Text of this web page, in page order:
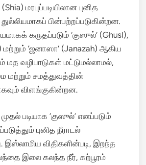
மரபுப்படியிலான புனித
பின்பற்றப்படுகின்றன.
கருதப்படும் ‘குஸுல்’ (Ghusl),
மற்றும் ‘ஜனாஸா’ (Janazah) ஆகிய
மத வழிபாடுகள் மட்டுமல்லாமல்,
சமத்துவத்தின்
விளங்குகின்றன.
படியாக ‘குஸுல்’ எனப்படும்
புனித நீராடல்
இஸ்லாமிய விதிகளின்படி, இறந்த
இலை கலந்த நீர், கற்பூரம்